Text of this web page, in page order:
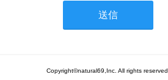
Copyright©natural69,Inc. All rights reserved.